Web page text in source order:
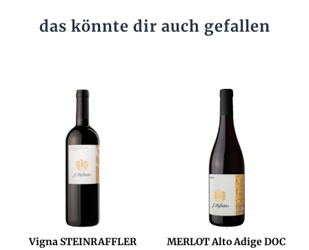
das könnte dir auch gefallen
Vigna STEINRAFFLER
MERLOT Alto Adige DOC